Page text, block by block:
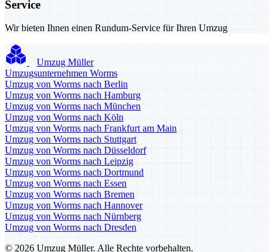
Service
Wir bieten Ihnen einen Rundum-Service für Ihren Umzug
Umzug Müller
Umzugsunternehmen Worms
Umzug von Worms nach Berlin
Umzug von Worms nach Hamburg
Umzug von Worms nach München
Umzug von Worms nach Köln
Umzug von Worms nach Frankfurt am Main
Umzug von Worms nach Stuttgart
Umzug von Worms nach Düsseldorf
Umzug von Worms nach Leipzig
Umzug von Worms nach Dortmund
Umzug von Worms nach Essen
Umzug von Worms nach Bremen
Umzug von Worms nach Hannover
Umzug von Worms nach Nürnberg
Umzug von Worms nach Dresden
© 2026 Umzug Müller. Alle Rechte vorbehalten.